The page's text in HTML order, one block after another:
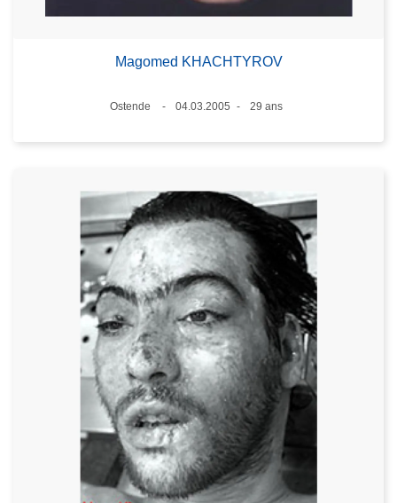
Magomed KHACHTYROV
Lieux
Ostende
04.03.2005
29 ans